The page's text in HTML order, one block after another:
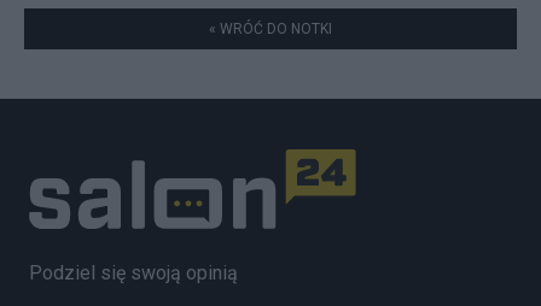
« WRÓĆ DO NOTKI
Podziel się swoją opinią